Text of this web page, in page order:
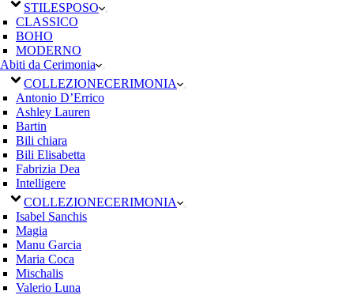
STILESPOSO
CLASSICO
BOHO
MODERNO
Abiti da Cerimonia
COLLEZIONECERIMONIA
Antonio D’Errico
Ashley Lauren
Bartin
Bili chiara
Bili Elisabetta
Fabrizia Dea
Intelligere
COLLEZIONECERIMONIA
Isabel Sanchis
Magia
Manu Garcia
Maria Coca
Mischalis
Valerio Luna